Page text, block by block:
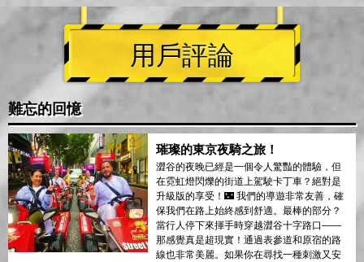
用戶評論
難忘的回憶
璀璨的東京夜騎之旅！
澀谷的夜晚已經是一個令人驚豔的體驗，但
在霓虹燈閃爍的街道上駕駛卡丁車？絕對是
升級版的享受！🌃 我們的導遊非常友善，確
保我們在路上始終感到舒適。最棒的部分？
當行人停下來揮手時穿越澀谷十字路口——
那感覺真是超現實！通過表參道和原宿的路
線也非常美麗。如果你在尋找一種刺激又安